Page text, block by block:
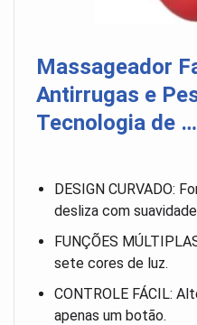
Massageador
Antirrugas e
Tecnologia de …
DESIGN CURVADO:
desliza com
FUNÇÕES
sete cores de luz.
CONTROLE FÁCIL:
apenas um botão.